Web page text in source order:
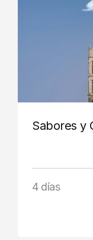
Sabores y
4 días